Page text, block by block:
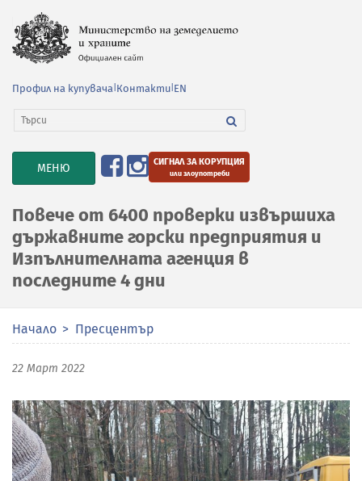
Профил на купувача Контакти EN
TOGGLE
NAVIGATION
МЕНЮ СИГНАЛ ЗА КОРУПЦИЯ
или злоупотреби
Повече от 6400 проверки извършиха
държавните горски предприятия и
Изпълнителната агенция в
последните 4 дни
Начало Пресцентър
22 Март 2022